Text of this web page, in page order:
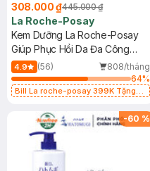
308.000 ₫445.000 ₫
La Roche-Posay
Kem Dưỡng La Roche-Posay
Giúp Phục Hồi Da Đa Công
Dụng 40ml
4.9 (56)
808/tháng
64%
Bill La roche-posay 399K Tặng
(SL có hạn)
-60 %